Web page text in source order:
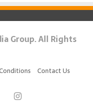
Group. All Rights
Contact Us
YouTubeInstagram